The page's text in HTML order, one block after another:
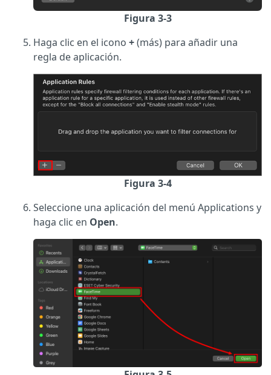
Figura 3-3
Haga clic en el icono +(más) para añadir una
regla de aplicación.
Figura 3-4
Seleccione una aplicación del menú Applications y
haga clic en Open.